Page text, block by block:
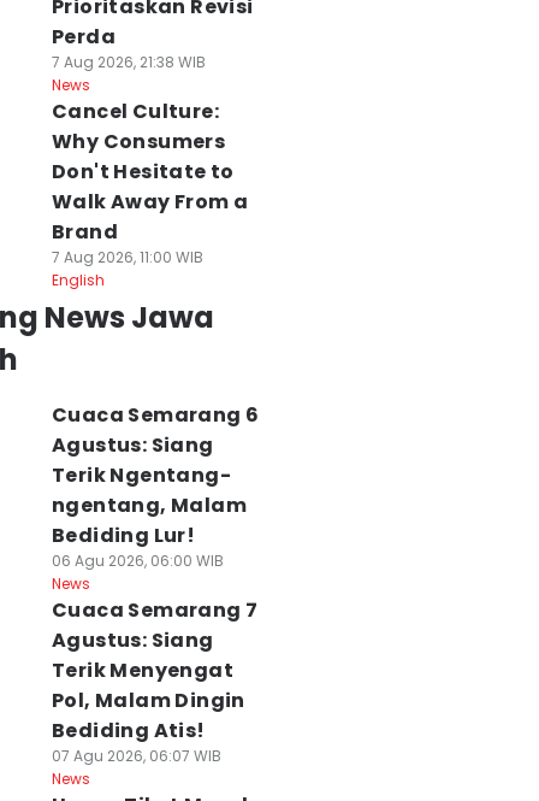
Cuaca
Raya Hari Ini
8 Agustus,
Terik Capai
Derajat
Agu 2026, 08:42 WIB
Korban KSP CU
Mengadu ke DPRD,
Raib
Prioritaskan Revisi
Perda
7 Aug 2026, 21:38 WIB
News
Cancel Culture:
Why Consumers
Don't Hesitate to
Walk Away From a
Brand
7 Aug 2026, 11:00 WIB
English
News Jawa
Cuaca Semarang 6
Agustus: Siang
Terik Ngentang-
ngentang, Malam
Bediding Lur!
06 Agu 2026, 06:00 WIB
News
Cuaca Semarang 7
Agustus: Siang
Terik Menyengat
Pol, Malam Dingin
Bediding Atis!
07 Agu 2026, 06:07 WIB
News